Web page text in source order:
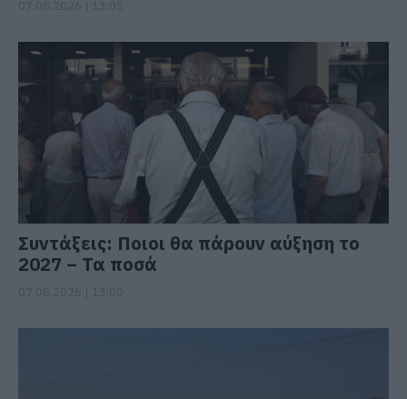
Συντάξεις: Ποιοι θα πάρουν αύξηση το
2027 – Τα ποσά